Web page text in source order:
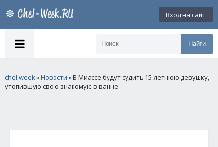
Вход на сайт
Найти
chel-week»Новости » В Миассе будут судить 15-летнюю девушку,
утопившую свою знакомую в ванне